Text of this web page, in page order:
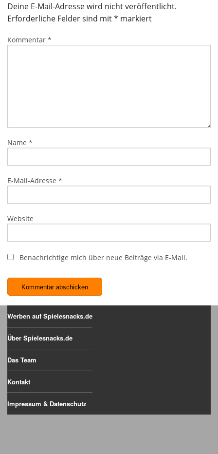
Deine E-Mail-Adresse wird nicht veröffentlicht.
Erforderliche Felder sind mit* markiert
Kommentar *
Name *
E-Mail-Adresse *
Website
Benachrichtige mich über neue Beiträge via E-Mail.
Werben auf Spielesnacks.de
Über Spielesnacks.de
Das Team
Kontakt
Impressum & Datenschutz